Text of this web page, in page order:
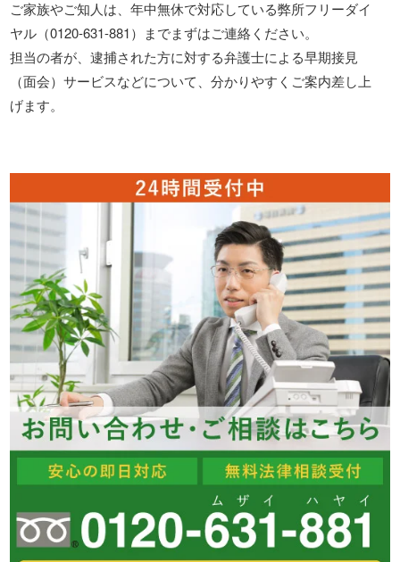
ご家族やご知人は、年中無休で対応している弊所フリーダイ
ヤル（0120-631-881）までまずはご連絡ください。
担当の者が、逮捕された方に対する弁護士による早期接見
（面会）サービスなどについて、分かりやすくご案内差し上
げます。